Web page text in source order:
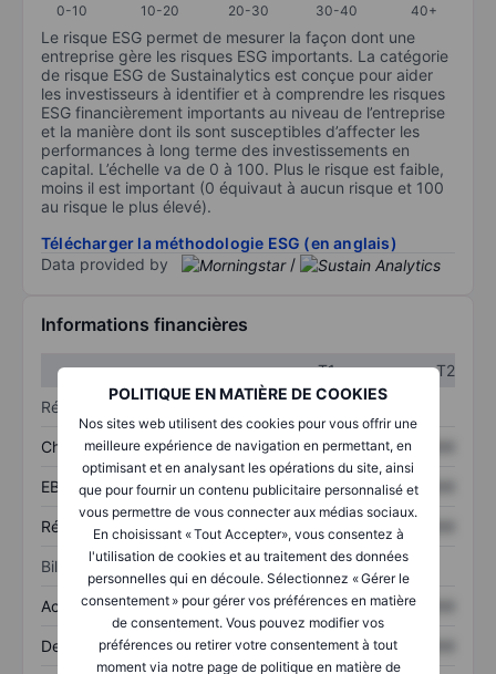
POLITIQUE EN MATIÈRE DE COOKIES
Nos sites web utilisent des cookies pour vous offrir une
meilleure expérience de navigation en permettant, en
optimisant et en analysant les opérations du site, ainsi
que pour fournir un contenu publicitaire personnalisé et
vous permettre de vous connecter aux médias sociaux.
En choisissant « Tout Accepter», vous consentez à
l'utilisation de cookies et au traitement des données
personnelles qui en découle. Sélectionnez « Gérer le
consentement » pour gérer vos préférences en matière
de consentement. Vous pouvez modifier vos
préférences ou retirer votre consentement à tout
moment via notre page de politique en matière de
0-10
10-20 20-30 30-40 40+
Le risque ESG permet de mesurer la façon dont une
entreprise gère les risques ESG importants. La catégorie
de risque ESG de Sustainalytics est conçue pour aider
les investisseurs à identifier et à comprendre les risques
ESG financièrement importants au niveau de l’entreprise
et la manière dont ils sont susceptibles d’affecter les
performances à long terme des investissements en
capital. L’échelle va de 0 à 100. Plus le risque est faible,
moins il est important (0 équivaut à aucun risque et 100
au risque le plus élevé).
Télécharger la méthodologie ESG (en anglais)
Data provided by
/
Informations financières
T1
T2
Résultats
Chiffre d’affaires XXXXXXX XXXXXXX
EBITDA XXXXXXX XXXXXXX
Résultat net XXXXXXX XXXXXXX
Bilan
Actifs totaux XXXXXXX XXXXXXX
Dette totale XXXXXXX XXXXXXX